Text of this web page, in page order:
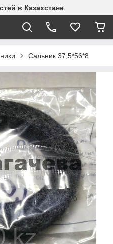
в Казахстане
Сальник 37,5*56*8